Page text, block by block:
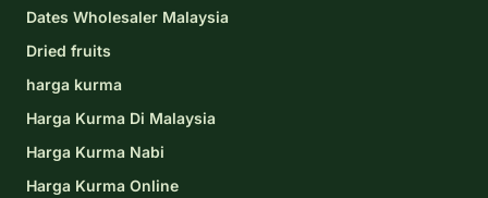
Dates Wholesaler Malaysia
Dried fruits
harga kurma
Harga Kurma Di Malaysia
Harga Kurma Nabi
Harga Kurma Online